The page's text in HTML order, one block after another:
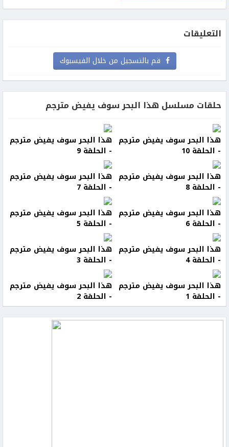
التعليقات
قم بالتسجيل من خلال الفيسبوك
حلقات مسلسل هذا البحر سوف يفيض مترجم
هذا البحر سوف يفيض مترجم
- الحلقة 10
هذا البحر سوف يفيض مترجم
- الحلقة 9
هذا البحر سوف يفيض مترجم
- الحلقة 8
هذا البحر سوف يفيض مترجم
- الحلقة 7
هذا البحر سوف يفيض مترجم
- الحلقة 6
هذا البحر سوف يفيض مترجم
- الحلقة 5
هذا البحر سوف يفيض مترجم
- الحلقة 4
هذا البحر سوف يفيض مترجم
- الحلقة 3
هذا البحر سوف يفيض مترجم
- الحلقة 1
هذا البحر سوف يفيض مترجم
- الحلقة 2